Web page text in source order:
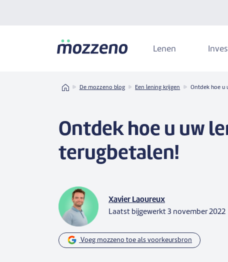
Lenen
Home De mozzeno blog Een lening krijgen Ontdek hoe u
Ontdek hoe u uw
terugbetalen!
Xavier Laoureux
Laatst bijgewerkt 3 november 2022
Voeg mozzeno toe als voorkeursbron